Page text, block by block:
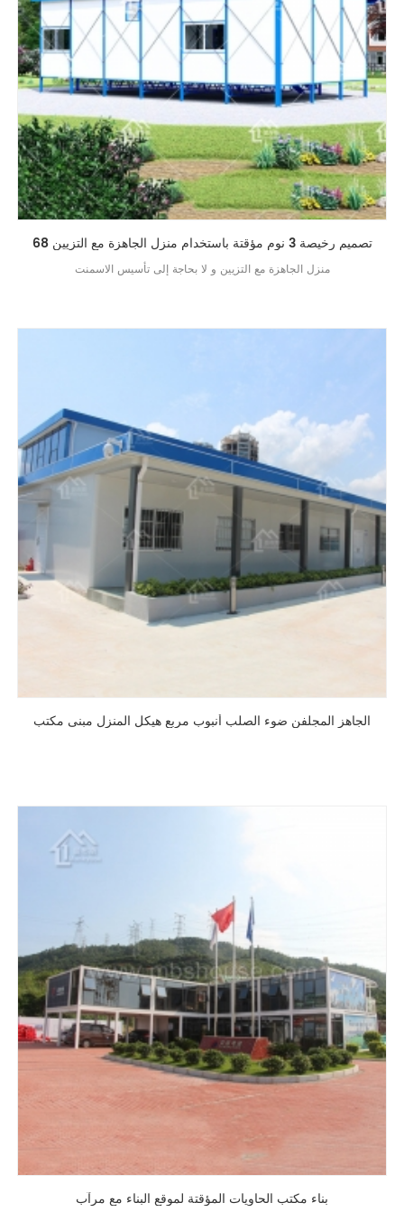
68 تصميم رخيصة 3 نوم مؤقتة باستخدام منزل الجاهزة مع التزيين
منزل الجاهزة مع التزيين و لا بحاجة إلى تأسيس الاسمنت
الجاهز المجلفن ضوء الصلب أنبوب مربع هيكل المنزل مبنى مكتب
بناء مكتب الحاويات المؤقتة لموقع البناء مع مرآب